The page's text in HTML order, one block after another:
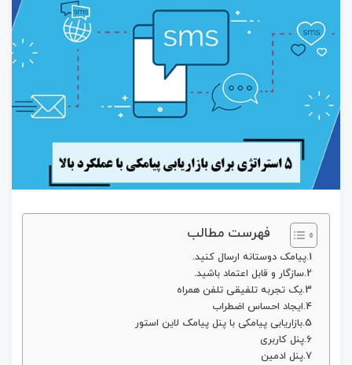
فهرست مطالب
پیامک دوستانه ارسال کنید.
سازگار و قابل اعتماد باشید.
یک تجربه تلفیقی تلفن همراه
ایجاد احساس اضطراب
بازاریابی پیامکی با پنل پیامک لاین استور
پنل کاربری
پنل ادمین